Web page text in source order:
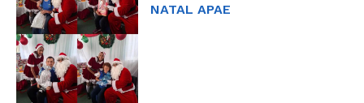
NATAL APAE